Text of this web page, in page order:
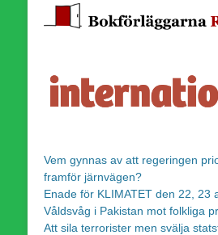
Vem gynnas av att regeringen
framför järnvägen?
Enade för KLIMATET den 22, 23
Våldsvåg i Pakistan mot folkliga
Att sila terrorister men svälja